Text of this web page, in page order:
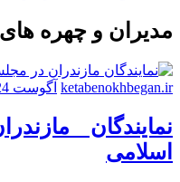
مدیران و چهره
ketabenokhbegan.ir آگوست 24, 2021
نمایندگان
اسلامی